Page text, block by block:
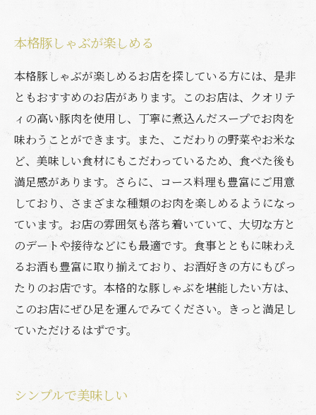
本格豚しゃぶが楽しめる
本格豚しゃぶが楽しめるお店を探している方には、是非
ともおすすめのお店があります。このお店は、クオリテ
ィの高い豚肉を使用し、丁寧に煮込んだスープでお肉を
味わうことができます。また、こだわりの野菜やお米な
ど、美味しい食材にもこだわっているため、食べた後も
満足感があります。さらに、コース料理も豊富にご用意
しており、さまざまな種類のお肉を楽しめるようになっ
ています。お店の雰囲気も落ち着いていて、大切な方と
のデートや接待などにも最適です。食事とともに味わえ
るお酒も豊富に取り揃えており、お酒好きの方にもぴっ
たりのお店です。本格的な豚しゃぶを堪能したい方は、
このお店にぜひ足を運んでみてください。きっと満足し
ていただけるはずです。
シンプルで美味しい